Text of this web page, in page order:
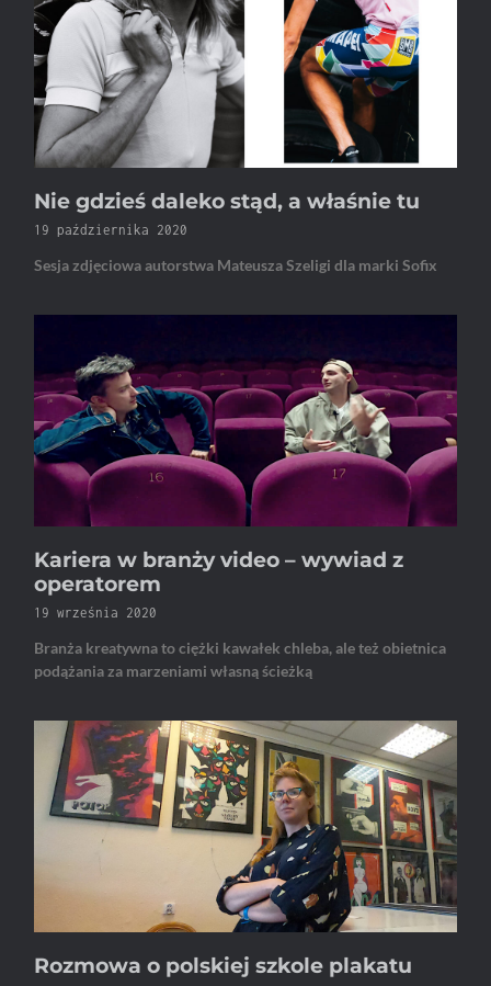
Nie gdzieś daleko stąd, a właśnie tu
19 października 2020
Sesja zdjęciowa autorstwa Mateusza Szeligi dla marki Sofix
Kariera w branży video – wywiad z
operatorem
19 września 2020
Branża kreatywna to ciężki kawałek chleba, ale też obietnica
podążania za marzeniami własną ścieżką
Rozmowa o polskiej szkole plakatu